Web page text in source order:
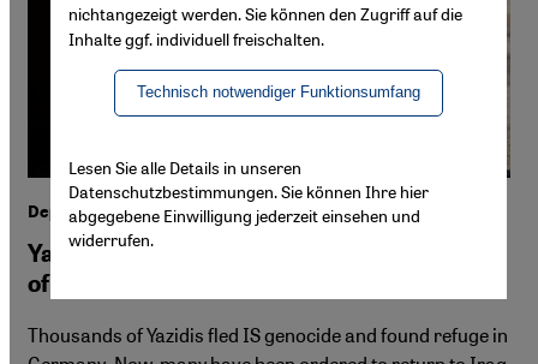
Deported from Germany
Yazidi survivors confront the harsh reality
of return
Thousands of Yazidis fled IS genocide and found refuge in
nichtangezeigt werden. Sie können den Zugriff auf die
Inhalte ggf. individuell freischalten.
Technisch notwendiger Funktionsumfang
Lesen Sie alle Details in unseren
Datenschutzbestimmungen. Sie können Ihre hier
abgegebene Einwilligung jederzeit einsehen und
widerrufen.